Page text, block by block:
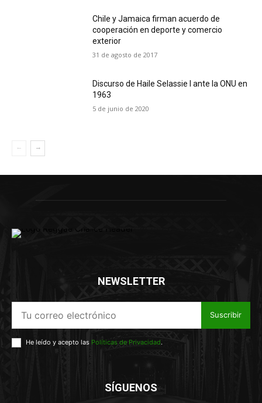
Chile y Jamaica firman acuerdo de
cooperación en deporte y comercio
exterior
31 de agosto de 2017
Discurso de Haile Selassie I ante la ONU en
1963
5 de junio de 2020
NEWSLETTER
Suscribir
He leído y acepto las Políticas de Privacidad.
SÍGUENOS